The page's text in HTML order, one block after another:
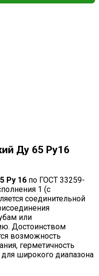
Ду 65 Ру16
Ру 16 по ГОСТ 33259-
1 (с
соединительной
или
Достоинством
возможность
герметичность
широкого диапазона